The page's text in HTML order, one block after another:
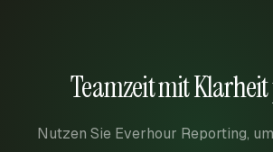
Teamzeit mit
Nutzen Sie Everhour Reporting,